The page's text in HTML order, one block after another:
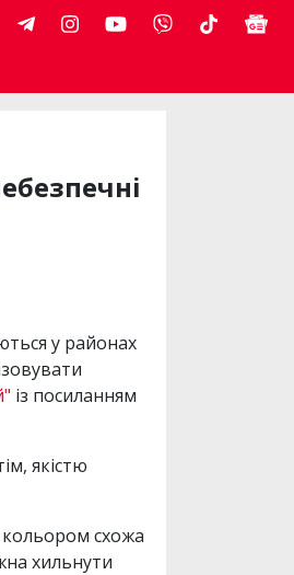
у районах
із посиланням
якістю
кольором схожа
хильнути